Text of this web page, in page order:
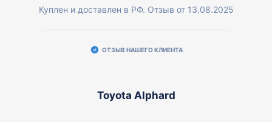
Куплен и доставлен в РФ. Отзыв от 13.08.2025
ОТЗЫВ НАШЕГО КЛИЕНТА
Toyota Alphard